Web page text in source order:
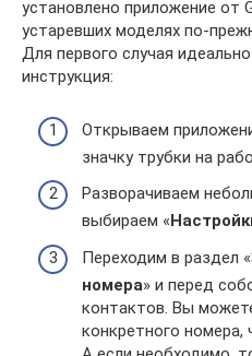
установлено приложение от
устаревших моделях по-
Для первого случая
инструкция:
Открываем
значку трубки на
Разворачиваем
выбираем «
Переходим в раздел «
номера» и перед
контактов. Вы
конкретного номера,